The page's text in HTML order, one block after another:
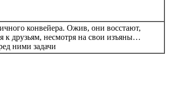
конвейера. Ожив, они восстают,
к друзьям, несмотря на свои изъяны…
ними задачи